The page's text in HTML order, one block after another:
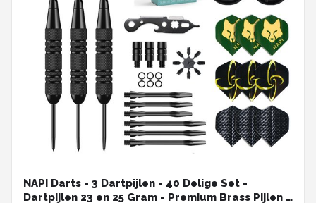
NAPI Darts - 3 Dartpijlen - 40 Delige Set -
Dartpijlen 23 en 25 Gram - Premium Brass Pijlen -